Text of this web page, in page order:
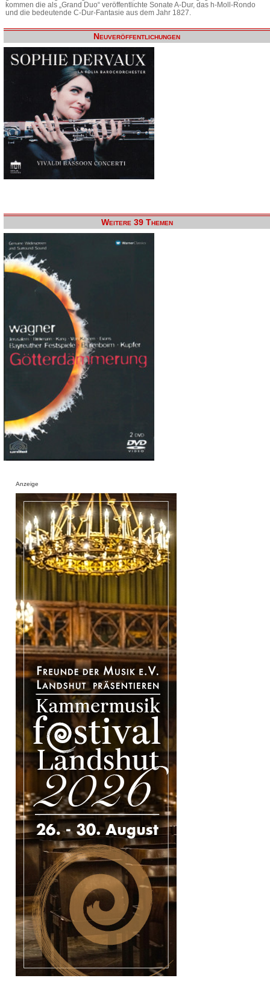
kommen die als „Grand Duo“ veröffentlichte Sonate A-Dur, das h-Moll-Rondo
und die bedeutende C-Dur-Fantasie aus dem Jahr 1827.
Neuveröffentlichungen
Weitere 39 Themen
Anzeige